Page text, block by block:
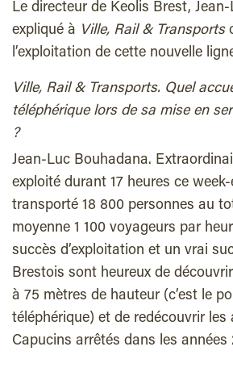
Le directeur de Keolis Brest,
expliqué à Ville, Rail & Transports
l’exploitation de cette nouvelle
Ville, Rail & Transports. Quel
téléphérique lors de sa mise en
?
Jean-Luc Bouhadana.
exploité durant 17 heures ce
transporté 18 800 personnes au
moyenne 1 100 voyageurs par
succès d’exploitation et un vrai
Brestois sont heureux de
à 75 mètres de hauteur (c’est le
téléphérique) et de redécouvrir les
Capucins arrêtés dans les années